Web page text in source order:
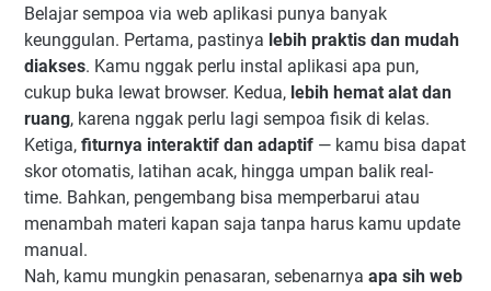
Belajar sempoa via web aplikasi punya banyak
keunggulan. Pertama, pastinya lebih praktis dan mudah
diakses. Kamu nggak perlu instal aplikasi apa pun,
cukup buka lewat browser. Kedua, lebih hemat alat dan
ruang, karena nggak perlu lagi sempoa fisik di kelas.
Ketiga, fiturnya interaktif dan adaptif — kamu bisa dapat
skor otomatis, latihan acak, hingga umpan balik real-
time. Bahkan, pengembang bisa memperbarui atau
menambah materi kapan saja tanpa harus kamu update
manual.
Nah, kamu mungkin penasaran, sebenarnya apa sih web